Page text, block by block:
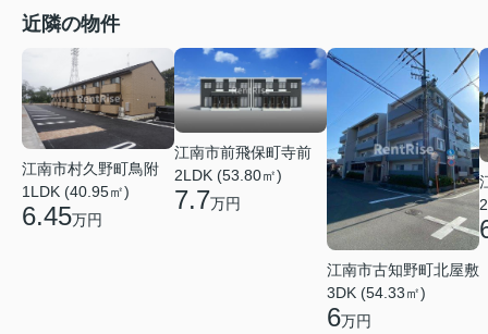
近隣の物件
江南市村久野町鳥附
1LDK (40.95㎡)
6.45万円
江南市前飛保町寺前
2LDK (53.80㎡)
7.7万円
江南市古知野町北屋敷
3DK (54.33㎡)
6万円